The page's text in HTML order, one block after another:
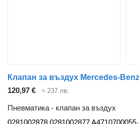
120,97 € ≈ 237 лв.
Пневматика - клапан за въздух
0281002878 0281002877 A4710700055